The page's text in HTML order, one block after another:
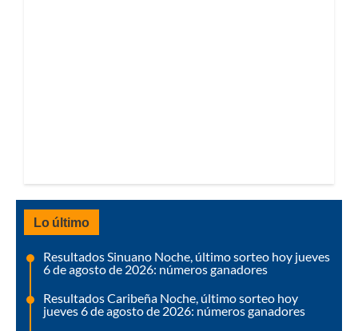
Lo último
Resultados Sinuano Noche, último sorteo hoy jueves
6 de agosto de 2026: números ganadores
Resultados Caribeña Noche, último sorteo hoy
jueves 6 de agosto de 2026: números ganadores